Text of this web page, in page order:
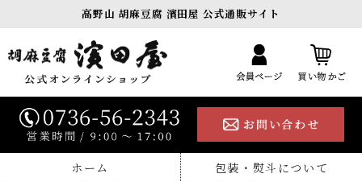
高野山 胡麻豆腐 濱田屋 公式通販サイト
ホーム
包装・熨斗について